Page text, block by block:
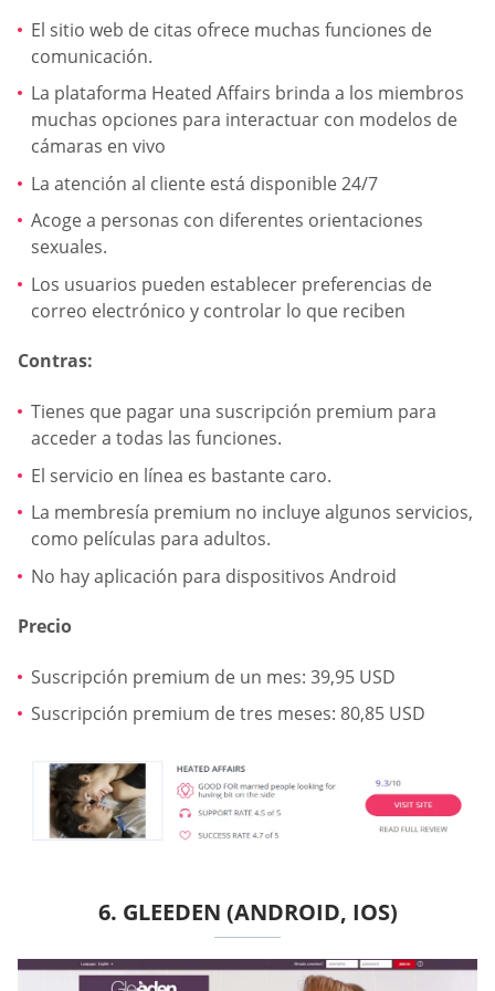
El sitio web de citas ofrece muchas funciones de
comunicación.
La plataforma Heated Affairs brinda a los miembros
muchas opciones para interactuar con modelos de
cámaras en vivo
La atención al cliente está disponible 24/7
Acoge a personas con diferentes orientaciones
sexuales.
Los usuarios pueden establecer preferencias de
correo electrónico y controlar lo que reciben
Contras:
Tienes que pagar una suscripción premium para
acceder a todas las funciones.
El servicio en línea es bastante caro.
La membresía premium no incluye algunos servicios,
como películas para adultos.
No hay aplicación para dispositivos Android
Precio
Suscripción premium de un mes: 39,95 USD
Suscripción premium de tres meses: 80,85 USD
6. GLEEDEN (ANDROID, IOS)